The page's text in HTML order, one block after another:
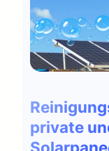
private